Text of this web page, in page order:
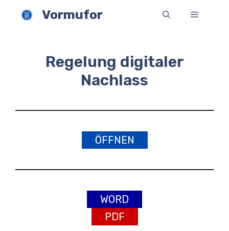
Inhalt
Vormufor Menü
Regelung digitaler
Nachlass
ÖFFNEN
WORD
PDF